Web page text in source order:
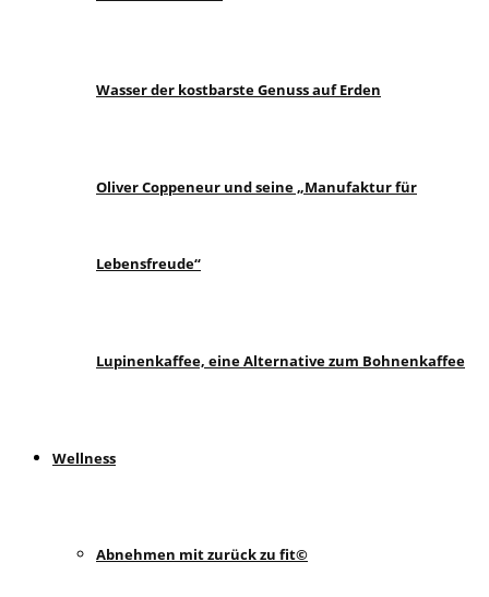
Wasser der kostbarste Genuss auf Erden
Oliver Coppeneur und seine „Manufaktur für
Lebensfreude“
Lupinenkaffee, eine Alternative zum Bohnenkaffee
Wellness
Abnehmen mit zurück zu fit©